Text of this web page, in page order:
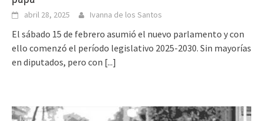
abril 28, 2025 Ivanna de los Santos
El sábado 15 de febrero asumió el nuevo parlamento y con
ello comenzó el período legislativo 2025-2030. Sin mayorías
en diputados, pero con [...]